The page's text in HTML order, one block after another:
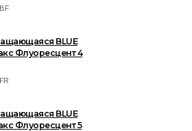
BLUE
Флуоресцент 4
BLUE
Флуоресцент 5